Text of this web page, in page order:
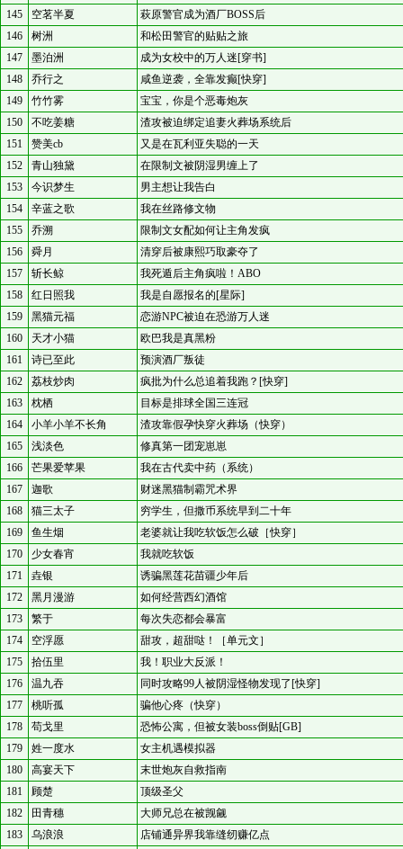
145
空茗半夏
萩原警官成为酒厂BOSS后
146
树洲
和松田警官的贴贴之旅
147
墨泊洲
成为女校中的万人迷[穿书]
148
乔行之
咸鱼逆袭，全靠发癫[快穿]
149
竹竹雾
宝宝，你是个恶毒炮灰
150
不吃姜糖
渣攻被迫绑定追妻火葬场系统后
151
赞美cb
又是在瓦利亚失聪的一天
152
青山独黛
在限制文被阴湿男缠上了
153
今识梦生
男主想让我告白
154
辛蓝之歌
我在丝路修文物
155
乔溯
限制文女配如何让主角发疯
156
舜月
清穿后被康熙巧取豪夺了
157
斩长鲸
我死遁后主角疯啦！ABO
158
红日照我
我是自愿报名的[星际]
159
黑猫元福
恋游NPC被迫在恐游万人迷
160
天才小猫
欧巴我是真黑粉
161
诗已至此
预演酒厂叛徒
162
荔枝炒肉
疯批为什么总追着我跑？[快穿]
163
枕栖
目标是排球全国三连冠
164
小羊小羊不长角
渣攻靠假孕快穿火葬场（快穿）
165
浅淡色
修真第一团宠崽崽
166
芒果爱苹果
我在古代卖中药（系统）
167
迦歌
财迷黑猫制霸咒术界
168
猫三太子
穷学生，但撒币系统早到二十年
169
鱼生烟
老婆就让我吃软饭怎么破［快穿］
170
少女春宵
我就吃软饭
171
垚银
诱骗黑莲花苗疆少年后
172
黑月漫游
如何经营西幻酒馆
173
繁于
每次失恋都会暴富
174
空浮愿
甜攻，超甜哒！［单元文］
175
拾伍里
我！职业大反派！
176
温九吞
同时攻略99人被阴湿怪物发现了[快穿]
177
桃听孤
骗他心疼（快穿）
178
苟戈里
恐怖公寓，但被女装boss倒贴[GB]
179
姓一度水
女主机遇模拟器
180
高宴天下
末世炮灰自救指南
181
顾楚
顶级圣父
182
田青穗
大师兄总在被觊觎
183
乌浪浪
店铺通异界我靠缝纫赚亿点